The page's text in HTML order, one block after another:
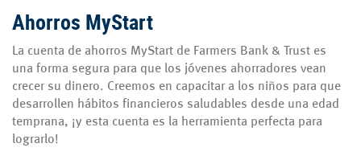
Ahorros MyStart
La cuenta de ahorros MyStart de Farmers Bank & Trust es
una forma segura para que los jóvenes ahorradores vean
crecer su dinero. Creemos en capacitar a los niños para que
desarrollen hábitos financieros saludables desde una edad
temprana, ¡y esta cuenta es la herramienta perfecta para
lograrlo!